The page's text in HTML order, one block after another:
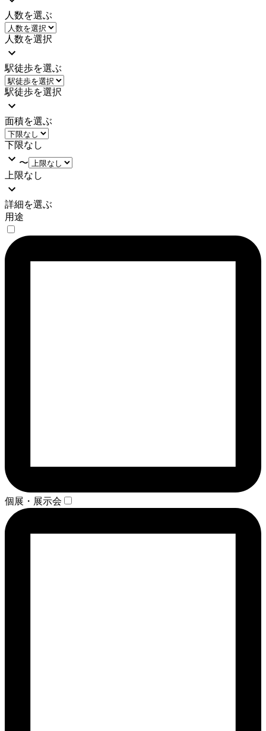
人数を選ぶ
人数を選択
駅徒歩を選ぶ
駅徒歩を選択
面積を選ぶ
下限なし
〜
上限なし
詳細を選ぶ
用途
個展・展示会